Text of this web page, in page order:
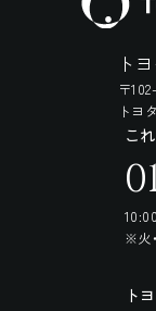
ト
〒
トヨ
こ
※火
ト